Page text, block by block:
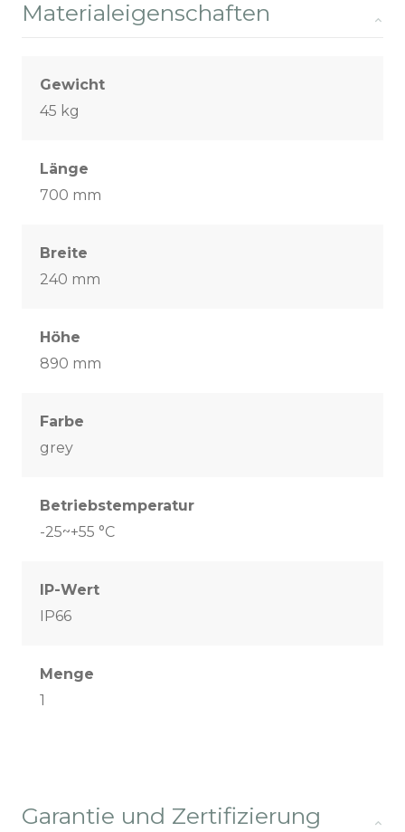
Materialeigenschaften
Gewicht
45 kg
Länge
700 mm
Breite
240 mm
Höhe
890 mm
Farbe
grey
Betriebstemperatur
-25~+55 °C
IP-Wert
IP66
Menge
1
Garantie und Zertifizierung